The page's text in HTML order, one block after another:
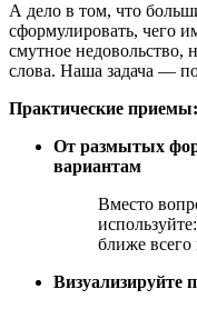
А дело в том, что
сформулировать, чего
смутное недовольство,
слова. Наша задача —
Практические приемы:
От размытых
вариантам
Вместо
ближе всего
Визуализируйте